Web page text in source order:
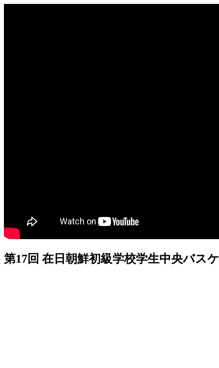
第17回 在日朝鮮初級学校学生中央バス